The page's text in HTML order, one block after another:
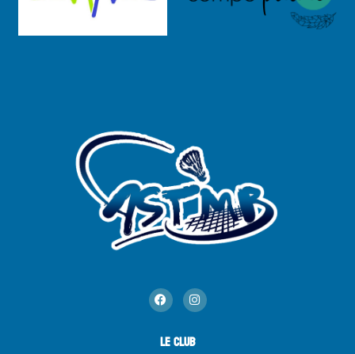
LE CLUB